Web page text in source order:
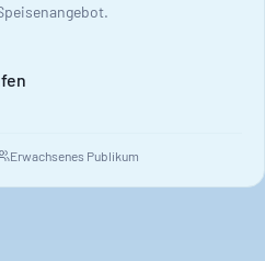
Erwachsenes Publikum